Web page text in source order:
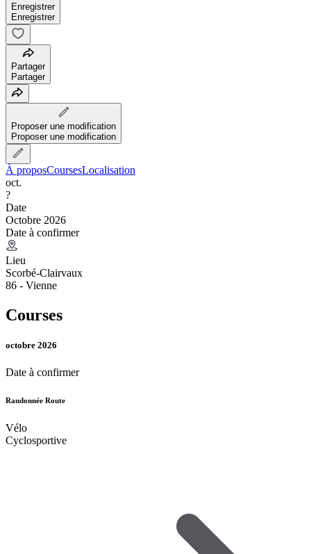
Enregistrer
Enregistrer
Partager
Partager
Proposer une modification
Proposer une modification
À proposCoursesLocalisation
oct.
?
Date
Octobre 2026
Date à confirmer
Lieu
Scorbé-Clairvaux
86 - Vienne
Courses
octobre 2026
Date à confirmer
Randonnée Route
Vélo
Cyclosportive